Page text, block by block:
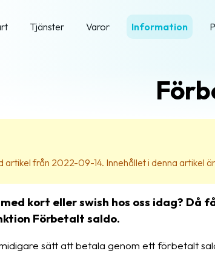
Tjänster Varor Information
artikel från 2022-09-14. Innehållet i denna artikel
kort eller swish hos oss idag? Då
Förbetalt saldo.
sätt att betala genom ett förbetalt